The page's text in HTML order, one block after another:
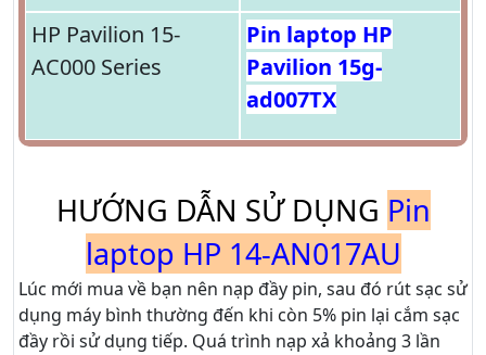
HP Pavilion 15-
AC000 Series
Pin laptop HP
Pavilion 15g-
ad007TX
HƯỚNG DẪN SỬ DỤNG Pin
laptop HP 14-AN017AU
Lúc mới mua về bạn nên nạp đầy pin, sau đó rút sạc sử
dụng máy bình thường đến khi còn 5% pin lại cắm sạc
đầy rồi sử dụng tiếp. Quá trình nạp xả khoảng 3 lần